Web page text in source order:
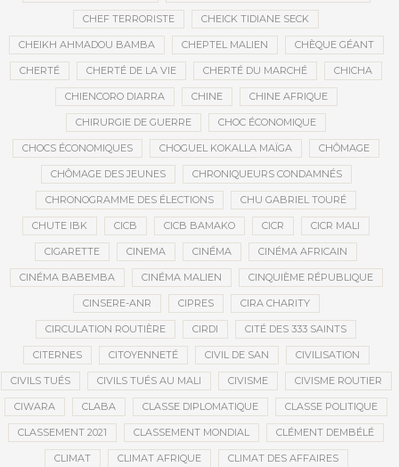
CHEF TERRORISTE CHEICK TIDIANE SECK
CHEIKH AHMADOU BAMBA CHEPTEL MALIEN CHÈQUE GÉANT
CHERTÉ CHERTÉ DE LA VIE CHERTÉ DU MARCHÉ CHICHA
CHIENCORO DIARRA CHINE CHINE AFRIQUE
CHIRURGIE DE GUERRE CHOC ÉCONOMIQUE
CHOCS ÉCONOMIQUES CHOGUEL KOKALLA MAÏGA CHÔMAGE
CHÔMAGE DES JEUNES CHRONIQUEURS CONDAMNÉS
CHRONOGRAMME DES ÉLECTIONS CHU GABRIEL TOURÉ
CHUTE IBK CICB CICB BAMAKO CICR CICR MALI
CIGARETTE CINEMA CINÉMA CINÉMA AFRICAIN
CINÉMA BABEMBA CINÉMA MALIEN CINQUIÈME RÉPUBLIQUE
CINSERE-ANR CIPRES CIRA CHARITY
CIRCULATION ROUTIÈRE CIRDI CITÉ DES 333 SAINTS
CITERNES CITOYENNETÉ CIVIL DE SAN CIVILISATION
CIVILS TUÉS CIVILS TUÉS AU MALI CIVISME CIVISME ROUTIER
CIWARA CLABA CLASSE DIPLOMATIQUE CLASSE POLITIQUE
CLASSEMENT 2021 CLASSEMENT MONDIAL CLÉMENT DEMBÉLÉ
CLIMAT CLIMAT AFRIQUE CLIMAT DES AFFAIRES